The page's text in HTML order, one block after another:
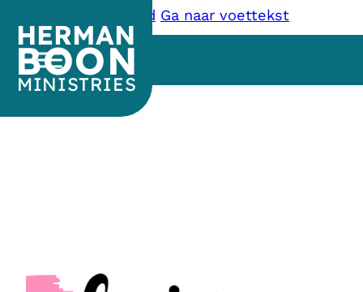
Ga naar hoofdinhoud Ga naar voettekst
MINISTRIES
BOON
HERMAN